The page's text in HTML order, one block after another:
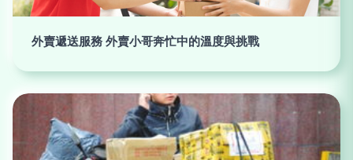
外賣遞送服務 外賣小哥奔忙中的溫度與挑戰